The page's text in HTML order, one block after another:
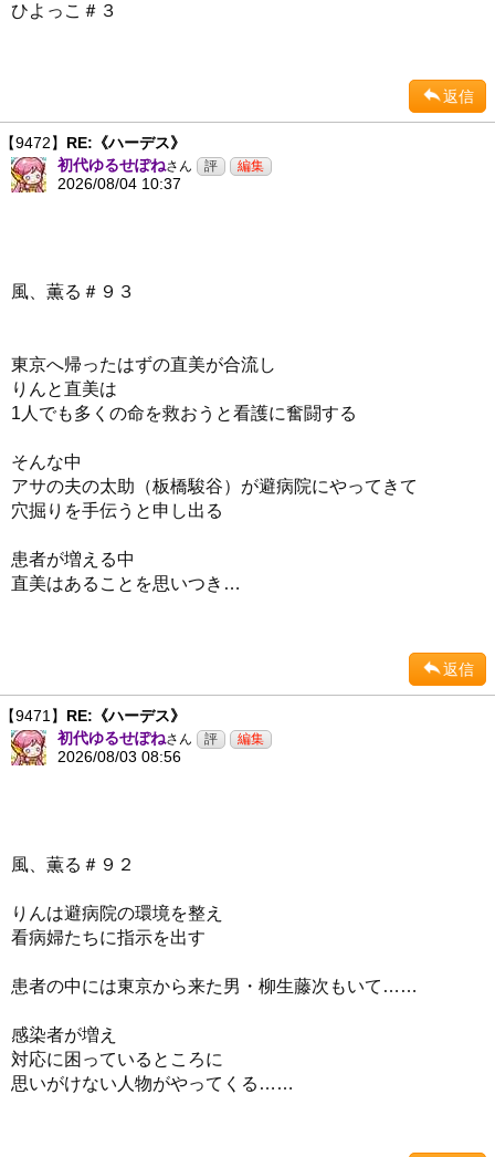
ひよっこ＃３
返信
【9472】 RE:《ハーデス》
初代ゆるせぽねさん
2026/08/04 10:37
風、薫る＃９３
東京へ帰ったはずの直美が合流し
りんと直美は
1人でも多くの命を救おうと看護に奮闘する
そんな中
アサの夫の太助（板橋駿谷）が避病院にやってきて
穴掘りを手伝うと申し出る
患者が増える中
直美はあることを思いつき…
返信
【9471】 RE:《ハーデス》
初代ゆるせぽねさん
2026/08/03 08:56
風、薫る＃９２
りんは避病院の環境を整え
看病婦たちに指示を出す
患者の中には東京から来た男・柳生藤次もいて……
感染者が増え
対応に困っているところに
思いがけない人物がやってくる……